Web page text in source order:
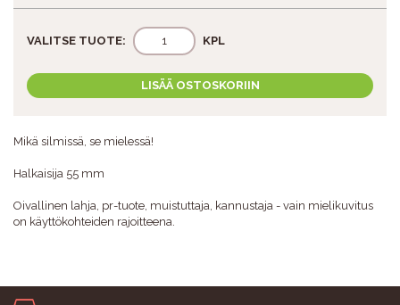
VALITSE TUOTE: KPL
LISÄÄ OSTOSKORIIN
Mikä silmissä, se mielessä!
Halkaisija 55 mm
Oivallinen lahja, pr-tuote, muistuttaja, kannustaja - vain mielikuvitus
on käyttökohteiden rajoitteena.